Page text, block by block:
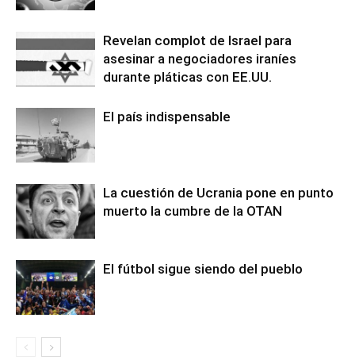
Revelan complot de Israel para
asesinar a negociadores iraníes
durante pláticas con EE.UU.
El país indispensable
La cuestión de Ucrania pone en punto
muerto la cumbre de la OTAN
El fútbol sigue siendo del pueblo